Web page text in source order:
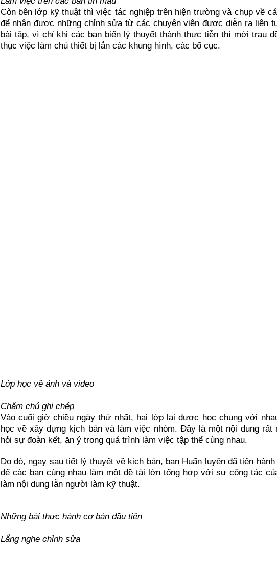
Còn bên lớp kỹ thuật thì việc tác nghiệp trên hiện trường và chụp về
để nhận được những chỉnh sửa từ các chuyên viên được diễn ra liên
bài tập, vì chỉ khi các bạn biến lý thuyết thành thực tiễn thì mới trau
thục việc làm chủ thiết bị lẫn các khung hình, các bố cục.
Lớp học về ảnh và video
Chăm chú ghi chép
Vào cuối giờ chiều ngày thứ nhất, hai lớp lại được học chung với
học về xây dựng kịch bản và làm việc nhóm. Đây là một nội dung rất
hỏi sự đoàn kết, ăn ý trong quá trình làm việc tập thể cùng nhau.
Do đó, ngay sau tiết lý thuyết về kịch bản, ban Huấn luyện đã tiến hành
để các bạn cùng nhau làm một đề tài lớn tổng hợp với sự cộng tác
làm nội dung lẫn người làm kỹ thuật.
Những bài thực hành cơ bản đầu tiên
Lắng nghe chỉnh sửa